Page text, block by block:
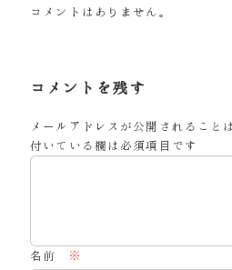
コメントはありません。
コメントを残す
メールアドレスが公開されること
付いている欄は必須項目です
名前 ※